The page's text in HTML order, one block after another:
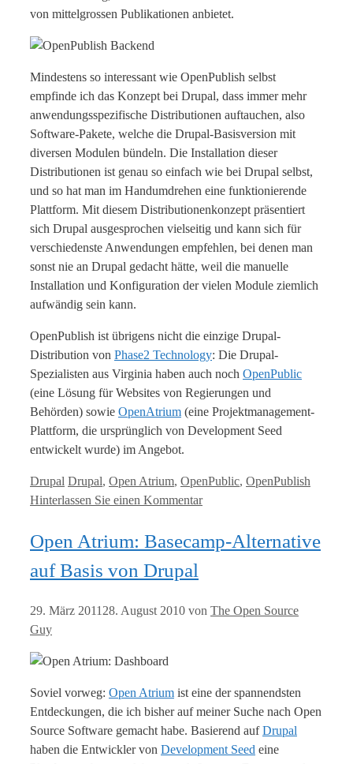
von mittelgrossen Publikationen anbietet.
Mindestens so interessant wie OpenPublish selbst
empfinde ich das Konzept bei Drupal, dass immer mehr
anwendungsspezifische Distributionen auftauchen, also
Software-Pakete, welche die Drupal-Basisversion mit
diversen Modulen bündeln. Die Installation dieser
Distributionen ist genau so einfach wie bei Drupal selbst,
und so hat man im Handumdrehen eine funktionierende
Plattform. Mit diesem Distributionenkonzept präsentiert
sich Drupal ausgesprochen vielseitig und kann sich für
verschiedenste Anwendungen empfehlen, bei denen man
sonst nie an Drupal gedacht hätte, weil die manuelle
Installation und Konfiguration der vielen Module ziemlich
aufwändig sein kann.
OpenPublish ist übrigens nicht die einzige Drupal-
Distribution von Phase2 Technology: Die Drupal-
Spezialisten aus Virginia haben auch noch OpenPublic
(eine Lösung für Websites von Regierungen und
Behörden) sowie OpenAtrium (eine Projektmanagement-
Plattform, die ursprünglich von Development Seed
entwickelt wurde) im Angebot.
Kategorien
Drupal Tags
Drupal, Open Atrium, OpenPublic, OpenPublish
Hinterlassen Sie einen Kommentar
Open Atrium: Basecamp-Alternative
auf Basis von Drupal
29. März 2011 28. August 2010 von The Open Source
Guy
Soviel vorweg: Open Atrium ist eine der spannendsten
Entdeckungen, die ich bisher auf meiner Suche nach Open
Source Software gemacht habe. Basierend aufDrupal
haben die Entwickler von Development Seed eine